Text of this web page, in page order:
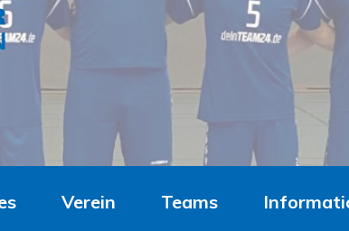
Verein Teams